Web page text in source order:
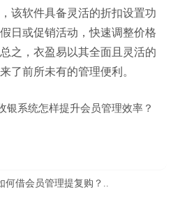
该软件具备灵活的折扣设置功
日或促销活动，快速调整价格
之，衣盈易以其全面且灵活的
了前所未有的管理便利。
银系统怎样提升会员管理效率？
何借会员管理提复购？..